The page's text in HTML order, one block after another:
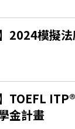
2024模擬
TOEFL
金計畫